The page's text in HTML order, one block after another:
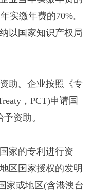
实缴年费的70%。
以国家知识产权局
助。企业按照《专
，PCT)申请国
资助。
家的专利进行资
区国家授权的发明
家或地区(含港澳台